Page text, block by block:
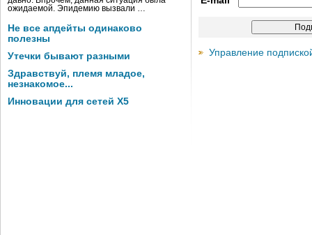
ожидаемой. Эпидемию вызвали …
Не все апдейты одинаково
полезны
Утечки бывают разными
Здравствуй, племя младое,
незнакомое...
Инновации для сетей X5
Управление